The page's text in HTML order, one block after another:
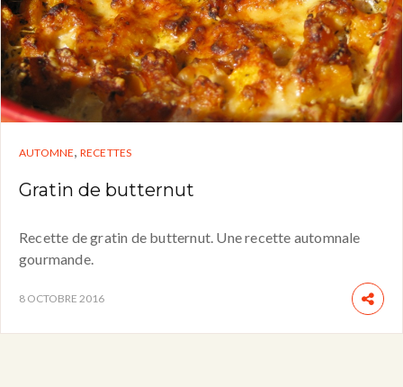
AUTOMNE, RECETTES
Gratin de butternut
Recette de gratin de butternut. Une recette automnale
gourmande.
8 OCTOBRE 2016